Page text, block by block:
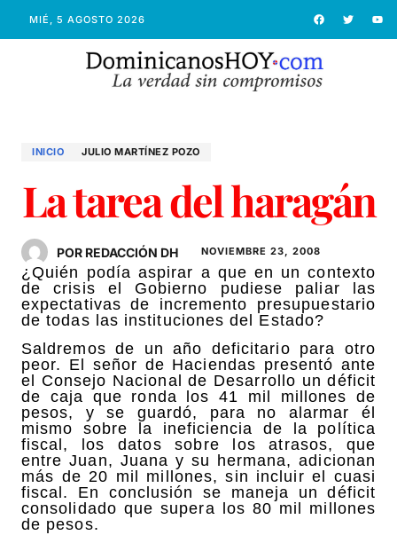
MIÉ, 5 AGOSTO 2026
INICIO JULIO MARTÍ­NEZ POZO
La tarea del haragán
POR REDACCIÓN DH NOVIEMBRE 23, 2008
¿Quién podía aspirar a que en un contexto
de crisis el Gobierno pudiese paliar las
expectativas de incremento presupuestario
de todas las instituciones del Estado?
Saldremos de un año deficitario para otro
peor. El señor de Haciendas presentó ante
el Consejo Nacional de Desarrollo un déficit
de caja que ronda los 41 mil millones de
pesos, y se guardó, para no alarmar él
mismo sobre la ineficiencia de la política
fiscal, los datos sobre los atrasos, que
entre Juan, Juana y su hermana, adicionan
más de 20 mil millones, sin incluir el cuasi
fiscal. En conclusión se maneja un déficit
consolidado que supera los 80 mil millones
de pesos.